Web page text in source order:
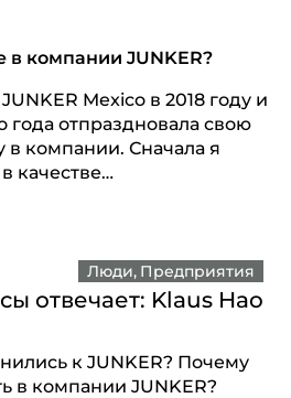
в компании JUNKER?
Mexico в 2018 году и
года отпраздновала свою
компании. Сначала я
качестве…
Люди Предприятия
отвечает: Klaus Hao
к JUNKER? Почему
в компании JUNKER?